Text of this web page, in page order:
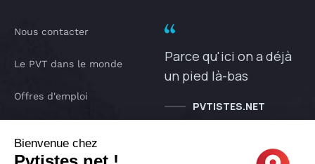
Nous contacter
Le PVT dans le monde
Offres d'emploi
IA pvtistes
Parce qu'ici on a déjà
un pied là-bas
PVTISTES.NET
Bienvenue chez